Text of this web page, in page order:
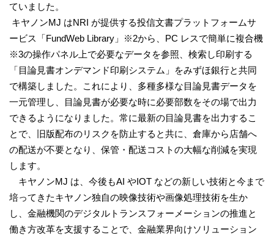
ていました。
キヤノンMJ はNRI が提供する投信文書プラットフォームサ
ービス「FundWeb Library」※2から、PC レスで簡単に複合機
※3の操作パネル上で必要なデータを参照、検索し印刷する
「目論見書オンデマンド印刷システム」をみずほ銀行と共同
で構築しました。これにより、多種多様な目論見書データを
一元管理し、目論見書が必要な時に必要部数をその場で出力
できるようになりました。常に最新の目論見書を出力するこ
とで、旧版配布のリスクを防止すると共に、倉庫から店舗へ
の配送が不要となり、保管・配送コストの大幅な削減を実現
します。
キヤノンMJ は、今後もAI やIOT などの新しい技術と今まで
培ってきたキヤノン独自の映像技術や画像処理技術を生か
し、金融機関のデジタルトランスフォーメーションの推進と
働き方改革を支援することで、金融業界向けソリューション